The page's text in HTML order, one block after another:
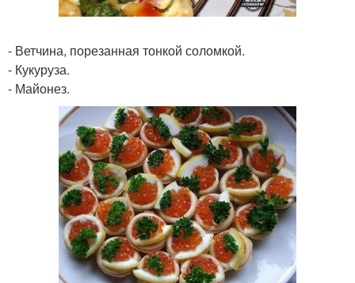
- Ветчина, порезанная тонкой соломкой.
- Кукуруза.
- Майонез.